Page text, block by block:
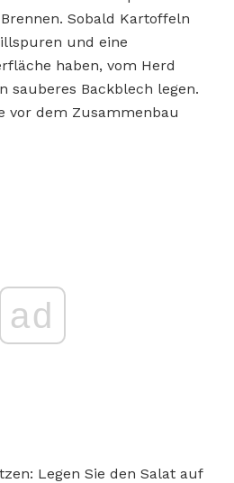
Sobald Kartoffeln
und eine
haben, vom Herd
sauberes Backblech legen.
vor dem Zusammenbau
ad
Legen Sie den Salat auf